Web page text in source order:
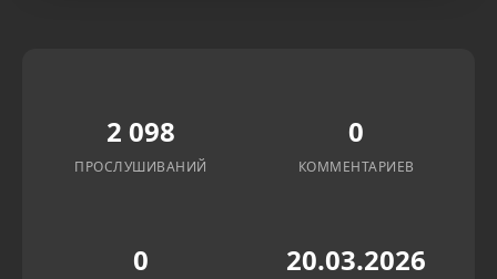
2 098
ПРОСЛУШИВАНИЙ
0
КОММЕНТАРИЕВ
0 20.03.2026